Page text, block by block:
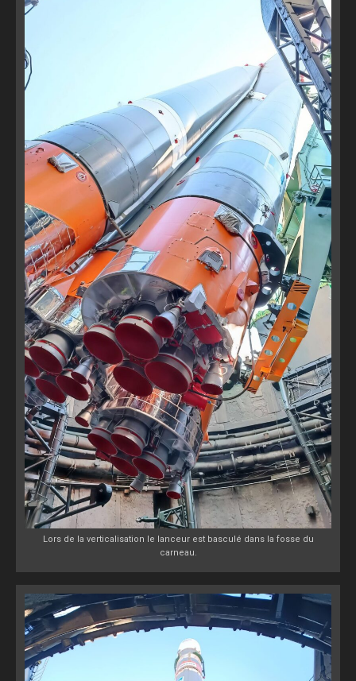
Lors de la verticalisation le lanceur est basculé dans la fosse du
carneau.